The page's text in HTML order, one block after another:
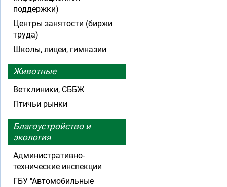
поддержки)
Центры занятости (биржи
труда)
Школы, лицеи, гимназии
Животные
Ветклиники, СББЖ
Птичьи рынки
Благоустройство и
экология
Административно-
технические инспекции
ГБУ "Автомобильные